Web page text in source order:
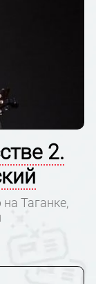
2.
на Таганке,